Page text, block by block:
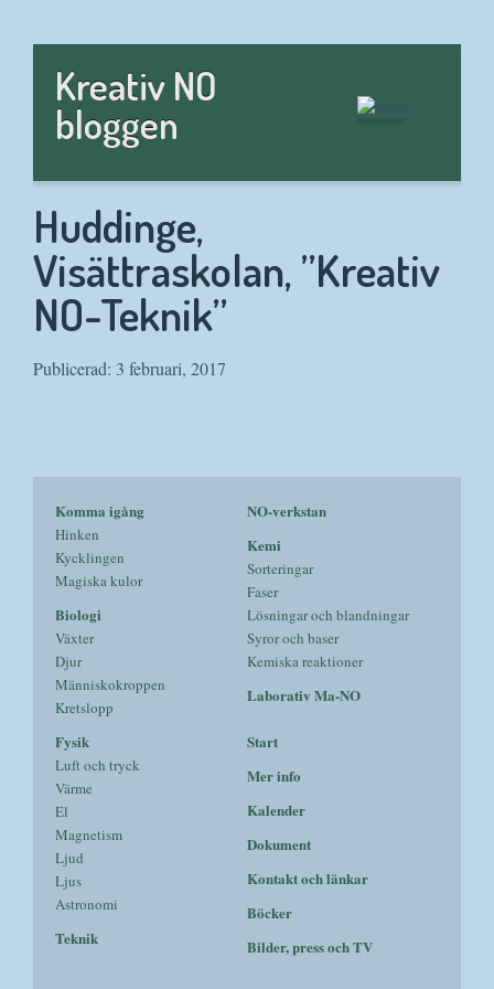
Kreativ NO
bloggen
Huddinge,
Visättraskolan, ”Kreativ
NO-Teknik”
Publicerad: 3 februari, 2017
Komma igång
Hinken
Kycklingen
Magiska kulor
Biologi
Växter
Djur
Människokroppen
Kretslopp
NO-verkstan
Kemi
Sorteringar
Faser
Lösningar och blandningar
Syror och baser
Kemiska reaktioner
Laborativ Ma-NO
Fysik
Luft och tryck
Värme
El
Magnetism
Ljud
Ljus
Astronomi
Teknik
Start
Mer info
Kalender
Dokument
Kontakt och länkar
Böcker
Bilder, press och TV